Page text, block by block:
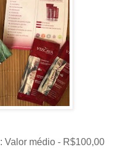
: Valor médio - R$100,00